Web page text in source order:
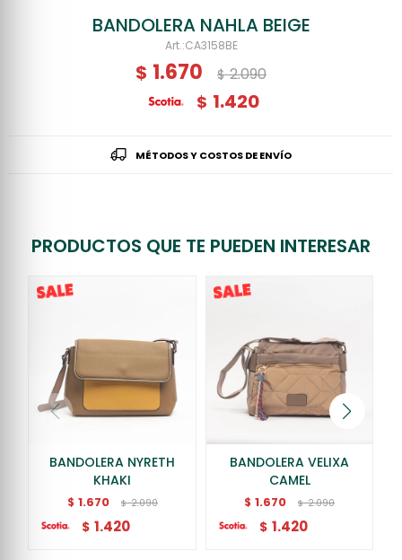
BANDOLERA NAHLA BEIGE
CA3158BE
$ 1.670 $ 2.090
$ 1.420
MÉTODOS Y COSTOS DE ENVÍO
PRODUCTOS QUE TE PUEDEN INTERESAR
BANDOLERA NYRETH
KHAKI
$ 1.670 $ 2.090
$ 1.420
BANDOLERA VELIXA
CAMEL
$ 1.670 $ 2.090
$ 1.420